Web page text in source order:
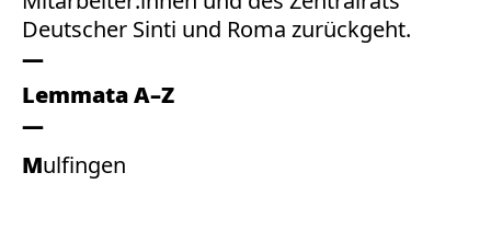
Deutscher Sinti und Roma zurückgeht.
Lemmata A–Z
Mulfingen